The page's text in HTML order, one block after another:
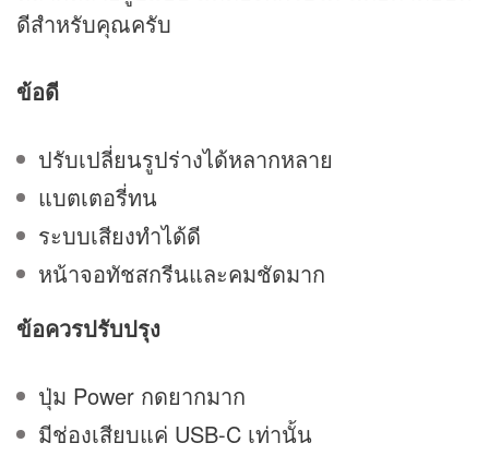
ดีสำหรับคุณครับ
ข้อดี
ปรับเปลี่ยนรูปร่างได้หลากหลาย
แบตเตอรี่ทน
ระบบเสียงทำได้ดี
หน้าจอทัชสกรีนและคมชัดมาก
ข้อควรปรับปรุง
ปุ่ม Power กดยากมาก
มีช่องเสียบแค่ USB-C เท่านั้น